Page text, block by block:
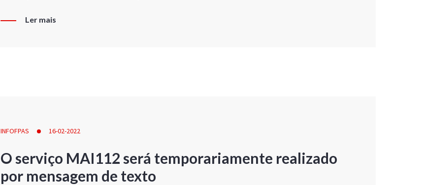
Ler mais
INFOFPAS 16-02-2022
O serviço MAI112 será temporariamente realizado
por mensagem de texto